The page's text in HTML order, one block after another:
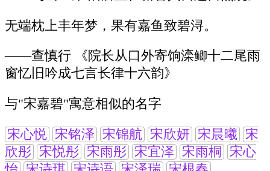
无端枕上丰年梦，果有嘉鱼致碧浔。
——查慎行 《院长从口外寄饷滦鲫十二尾雨
窗忆旧吟成七言长律十六韵》
与"宋嘉碧"寓意相似的名字
宋心悦 宋铭泽 宋锦航 宋欣妍 宋晨曦 宋
欣彤 宋悦彤 宋雨彤 宋宜泽 宋雨桐
宋心